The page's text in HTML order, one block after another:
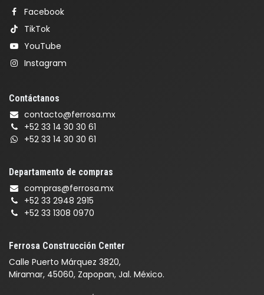
Ferrosa Construcción Center
Calle Puerto Márquez 3820,
Miramar, 45060, Zapopan, Jal. México.
Facebook
TikTok
YouTube
Instagram
Contáctanos
contacto@ferrosa.mx
+52 33 14 30 30 61
+52 33 14 30 30 61
Departamento de compras
compras@ferrosa.mx
+52 33 2948 2915
+52 33 1308 0970